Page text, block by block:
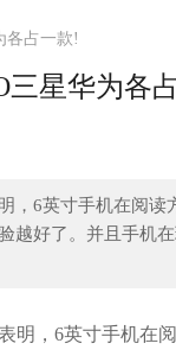
各占一款!
三星华为各
6英寸手机在阅
好了。并且手机
明，6英寸手机在
最佳银幕情侣谁在你心